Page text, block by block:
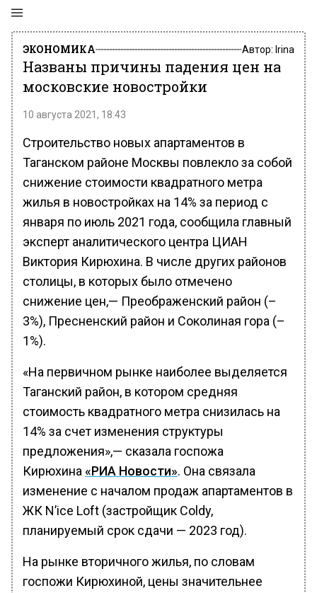
ЭКОНОМИКА Автор: Irina
Названы причины падения цен на
московские новостройки
10 августа 2021, 18:43
Строительство новых апартаментов в
Таганском районе Москвы повлекло за собой
снижение стоимости квадратного метра
жилья в новостройках на 14% за период с
января по июль 2021 года, сообщила главный
эксперт аналитического центра ЦИАН
Виктория Кирюхина. В числе других районов
столицы, в которых было отмечено
снижение цен,— Преображенский район (–
3%), Пресненский район и Соколиная гора (–
1%).
«На первичном рынке наиболее выделяется
Таганский район, в котором средняя
стоимость квадратного метра снизилась на
14% за счет изменения структуры
предложения»,— сказала госпожа
Кирюхина «РИА Новости». Она связала
изменение с началом продаж апартаментов в
ЖК N’ice Loft (застройщик Coldy,
планируемый срок сдачи — 2023 год).
На рынке вторичного жилья, по словам
госпожи Кирюхиной, цены значительнее